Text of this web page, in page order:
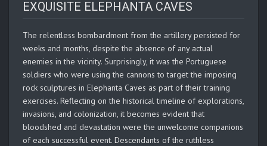
EXQUISITE ELEPHANTA CAVES
The relentless bombardment from the artillery persisted for
weeks and months, despite the absence of any actual
enemies in the vicinity. Surprisingly, it was the Portuguese
soldiers who were using the cannons to target the imposing
rock sculptures in Elephanta Caves as part of their training
exercises. Reflecting on the historical timeline of explorations,
invasions, and colonization, it becomes evident that
bloodshed and devastation were the unwelcome companions
of each successful event. Descendants of the ruthless